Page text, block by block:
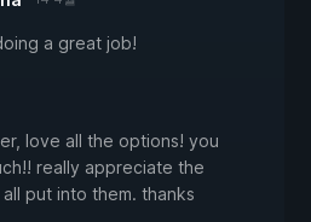
a great job!
love all the options! you
really appreciate the
put into them. thanks